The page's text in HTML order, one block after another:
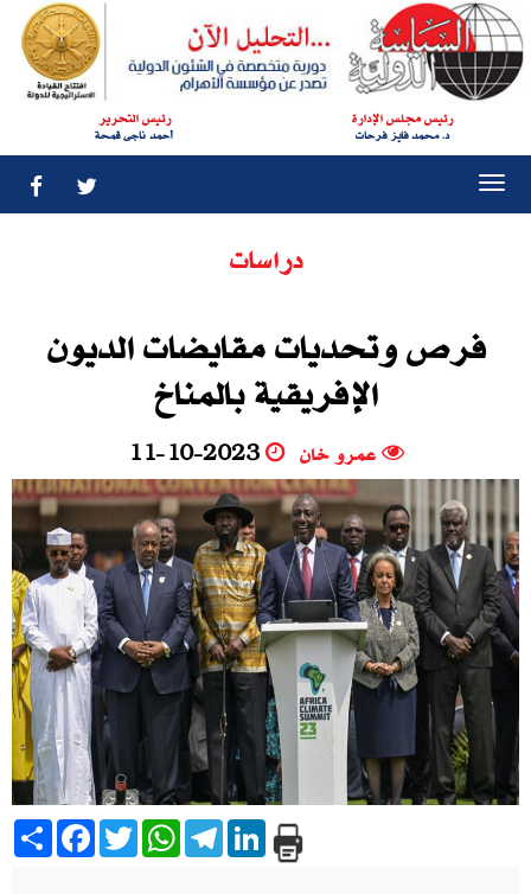
رئيس مجلس الإدارة
د. محمد فايز فرحات
رئيس التحرير
أحمد ناجى قمحة
دراسات
فرص وتحديات مقايضات الديون
الإفريقية بالمناخ
عمرو خان 11-10-2023
Share Facebook
TwitterWhatsAppTelegramLinkedIn